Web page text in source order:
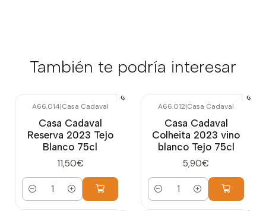
También te podría interesar
A66.014|Casa Cadaval
Casa Cadaval
Reserva 2023 Tejo
Blanco 75cl
11,50€
Cantidad
A66.012|Casa Cadaval
Casa Cadaval
Colheita 2023 vino
blanco Tejo 75cl
5,90€
Cantidad